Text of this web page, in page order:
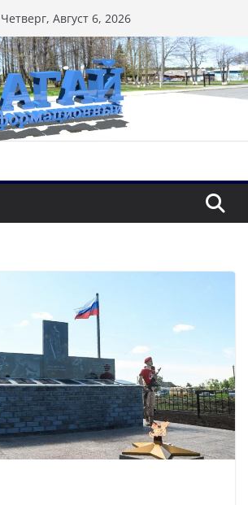
Четверг, Август 6, 2026